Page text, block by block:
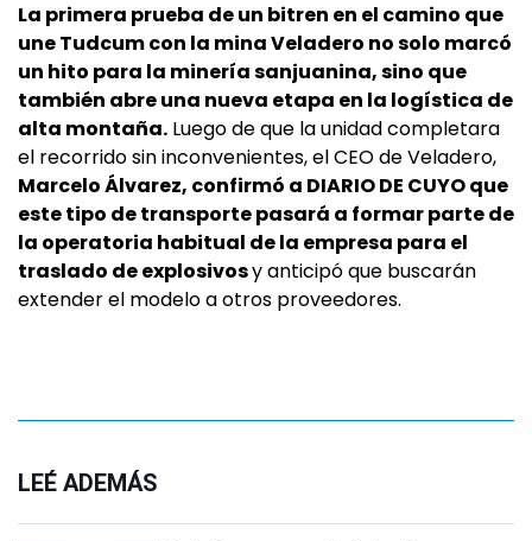
La primera prueba de un bitren en el camino que
une Tudcum con la mina Veladero no solo marcó
un hito para la minería sanjuanina, sino que
también abre una nueva etapa en la logística de
alta montaña. Luego de que la unidad completara
el recorrido sin inconvenientes, el CEO de Veladero,
Marcelo Álvarez, confirmó a DIARIO DE CUYO que
este tipo de transporte pasará a formar parte de
la operatoria habitual de la empresa para el
traslado de explosivosy anticipó que buscarán
extender el modelo a otros proveedores.
LEÉ ADEMÁS